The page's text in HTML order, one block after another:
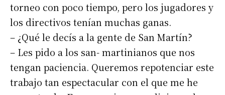
torneo con poco tiempo, pero los jugadores y
los directivos tenían muchas ganas.
– ¿Qué le decís a la gente de San Martín?
– Les pido a los san- martinianos que nos
tengan paciencia. Queremos repotenciar este
trabajo tan espectacular con el que me he